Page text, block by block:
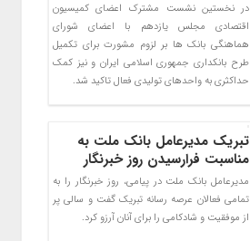
در نخستین نشست مشترک اعضای کمیسیون
اقتصادی مجلس یازدهم با اعضای شورای
هماهنگی بانک ها بر لزوم مشورت برای تکمیل
طرح بانکداری جمهوری اسلامی ایران و نیز کمک
حداکثری به واحدهای تولیدی فعال تاکید شد.
تبریک مدیرعامل بانک ملت به
مناسبت فرارسیدن روز خبرنگار
مدیرعامل بانک ملت در پیامی، روز خبرنگار را به
تمامی فعالان عرصه رسانه تبریک گفت و سالی پر
از موفقیت و شادکامی را برای آنان آرزو کرد.